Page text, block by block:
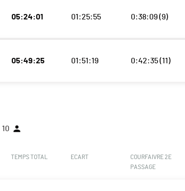
05:24:01 01:25:55 0:38:09 (9)
05:49:25 01:51:19 0:42:35 (11)
10
TEMPS TOTAL ECART
COURFAIVRE 2E
PASSAGE